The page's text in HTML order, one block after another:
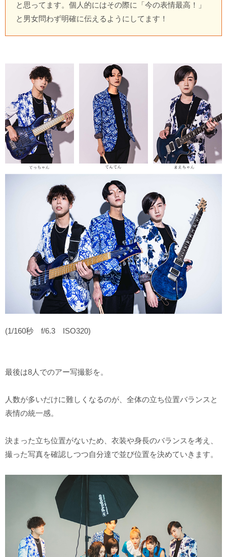
と思ってます。個人的にはその際に「今の表情最高！」
と男女問わず明確に伝えるようにしてます！
(1/160秒 f/6.3 ISO320)
最後は8人でのアー写撮影を。
人数が多いだけに難しくなるのが、全体の立ち位置バランスと
表情の統一感。
決まった立ち位置がないため、衣装や身長のバランスを考え、
撮った写真を確認しつつ自分達で並び位置を決めていきます。